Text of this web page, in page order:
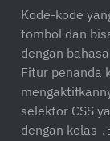
Kode-kode
tombol dan
dengan
Fitur penanda
selektor CSS
dengan kelas